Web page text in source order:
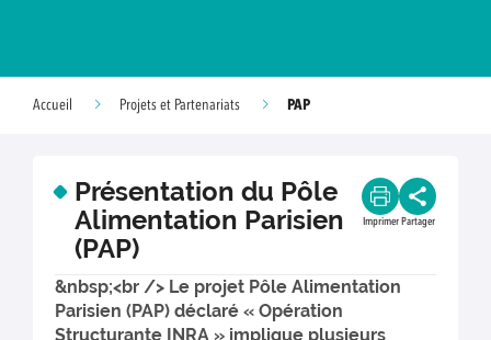
Accueil Projets et Partenariats PAP
Présentation du Pôle
Alimentation Parisien
(PAP)
Imprimer Partager
&nbsp;<br /> Le projet Pôle Alimentation
Parisien (PAP) déclaré « Opération
Structurante INRA » implique plusieurs